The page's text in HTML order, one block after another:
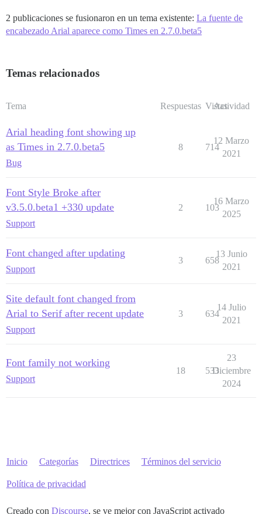
2 publicaciones se fusionaron en un tema existente: La fuente de
encabezado Arial aparece como Times en 2.7.0.beta5
Temas relacionados
Tema Respuestas Vistas
Actividad
Arial heading font showing up
as Times in 2.7.0.beta5
Bug
8 714
12 Marzo
2021
Font Style Broke after
v3.5.0.beta1 +330 update
Support
2 103
16 Marzo
2025
Font changed after updating
Support
3 658
13 Junio
2021
Site default font changed from
Arial to Serif after recent update
Support
3 634
14 Julio
2021
Font family not working
Support
18 533
23
Diciembre
2024
Inicio Categorías Directrices Términos del servicio
Política de privacidad
Creado con Discourse, se ve mejor con JavaScript activado